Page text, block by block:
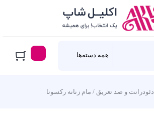
دئودرانت و ضد تعریق / مام زنانه رکسونا